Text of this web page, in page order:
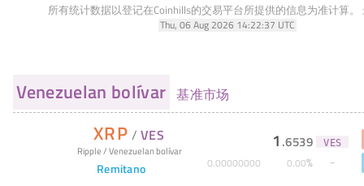
所有统计数据以登记在Coinhills的交易平台所提供的信息为准计算。
Thu, 06 Aug 2026 14:22:37 UTC
Venezuelan bolívar 基准市场
XRP / VES
Ripple/Venezuelan bolívar
Remitano
1 .6539 VES
0.00000000 0.00%